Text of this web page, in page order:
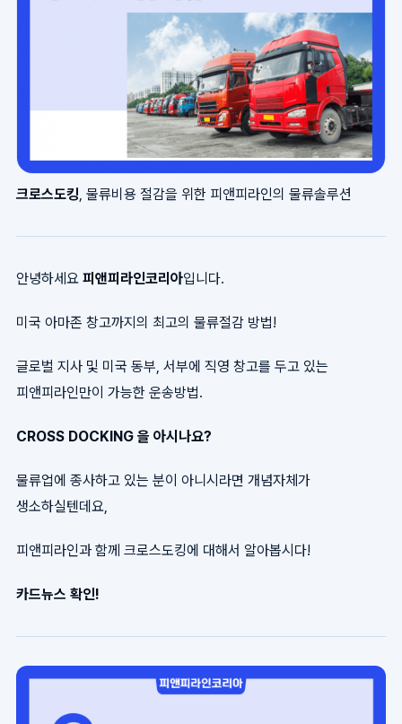
크로스도킹, 물류비용 절감을 위한 피앤피라인의 물류솔루션
안녕하세요 피앤피라인코리아입니다.
미국 아마존 창고까지의 최고의 물류절감 방법!
글로벌 지사 및 미국 동부, 서부에 직영 창고를 두고 있는
피앤피라인만이 가능한 운송방법.
CROSS DOCKING 을 아시나요?
물류업에 종사하고 있는 분이 아니시라면 개념자체가
생소하실텐데요,
피앤피라인과 함께 크로스도킹에 대해서 알아봅시다!
카드뉴스 확인!